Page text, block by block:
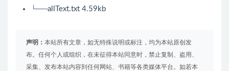
└──allText.txt 4.59kb
声明： 本站所有文章，如无特殊说明或标注，均为本站原创发
布。任何个人或组织，在未征得本站同意时，禁止复制、盗用、
采集、发布本站内容到任何网站、书籍等各类媒体平台。如若本